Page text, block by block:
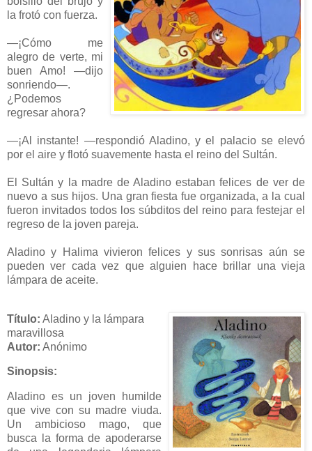
la frotó con fuerza.
—¡Cómo me
alegro de verte, mi
buen Amo! —dijo
sonriendo—.
¿Podemos
regresar ahora?
—¡Al instante! —respondió Aladino, y el palacio se elevó
por el aire y flotó suavemente hasta el reino del Sultán.
El Sultán y la madre de Aladino estaban felices de ver de
nuevo a sus hijos. Una gran fiesta fue organizada, a la cual
fueron invitados todos los súbditos del reino para festejar el
regreso de la joven pareja.
Aladino y Halima vivieron felices y sus sonrisas aún se
pueden ver cada vez que alguien hace brillar una vieja
lámpara de aceite.
Título: Aladino y la lámpara
maravillosa
Autor: Anónimo
Sinopsis:
Aladino es un joven humilde
que vive con su madre viuda.
Un ambicioso mago, que
busca la forma de apoderarse